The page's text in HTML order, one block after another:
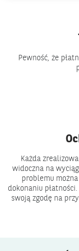
Pewność, że
Każda
widoczna na
problemu
dokonaniu
swoją zgodę na